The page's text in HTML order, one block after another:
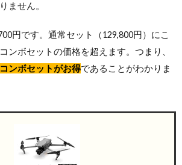
ません。
円です。通常セット（129,800円）にこ
ンボセットの価格を超えます。つまり、
ンボセットがお得であることがわかりま